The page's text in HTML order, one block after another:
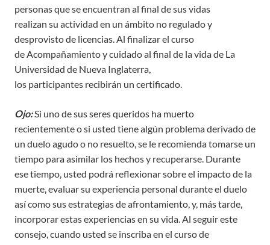
personas que se encuentran al final de sus vidas
realizan su actividad en un ámbito no regulado y
desprovisto de licencias. Al finalizar el curso
de Acompañamiento y cuidado al final de la vida de La
Universidad de Nueva Inglaterra,
los participantes recibirán un certificado.
Ojo:Si uno de sus seres queridos ha muerto
recientemente o si usted tiene algún problema derivado de
un duelo agudo o no resuelto, se le recomienda tomarse un
tiempo para asimilar los hechos y recuperarse. Durante
ese tiempo, usted podrá reflexionar sobre el impacto de la
muerte, evaluar su experiencia personal durante el duelo
así como sus estrategias de afrontamiento, y, más tarde,
incorporar estas experiencias en su vida. Al seguir este
consejo, cuando usted se inscriba en el curso de